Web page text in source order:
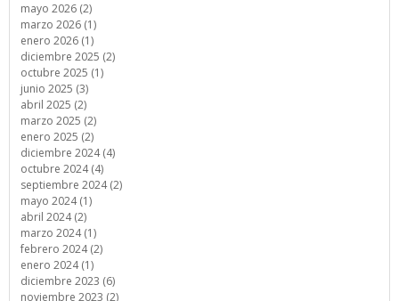
mayo 2026 (2)
marzo 2026 (1)
enero 2026 (1)
diciembre 2025 (2)
octubre 2025 (1)
junio 2025 (3)
abril 2025 (2)
marzo 2025 (2)
enero 2025 (2)
diciembre 2024 (4)
octubre 2024 (4)
septiembre 2024 (2)
mayo 2024 (1)
abril 2024 (2)
marzo 2024 (1)
febrero 2024 (2)
enero 2024 (1)
diciembre 2023 (6)
noviembre 2023 (2)